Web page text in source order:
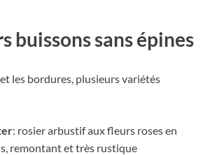
buissons sans épines
les bordures, plusieurs variétés
: rosier arbustif aux fleurs roses en
remontant et très rustique